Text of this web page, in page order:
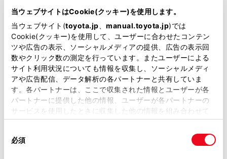
当ウェブサイトはCookie(クッキー)を使用します。
当ウェブサイト(toyota.jp manual.toyota.jp)では
Cookie(クッキー)を使用して、ユーザーに合わせたコンテン
ツや広告の表示、ソーシャルメディアの提供、広告の表示回
数やクリック数の測定を行っています。またユーザーによる
サイト利用状況についても情報を収集し、ソーシャルメディ
アや広告配信、データ解析の各パートナーと共有していま
す。各パートナーは、ここで収集された情報とユーザーが各
パートナーに提供した他の情報、ユーザーが各パートナーの
サービスを使用したときに収集した他の情報を組み合わせて
使用することがあります。当ウェブサイトの使用を続行する
必須
整備 定期点検整備付 保証
ロングラン保証付
ハイブリッド保証付
カローラ京都 舞鶴店
各種お問い合わせ
0773-75-3224